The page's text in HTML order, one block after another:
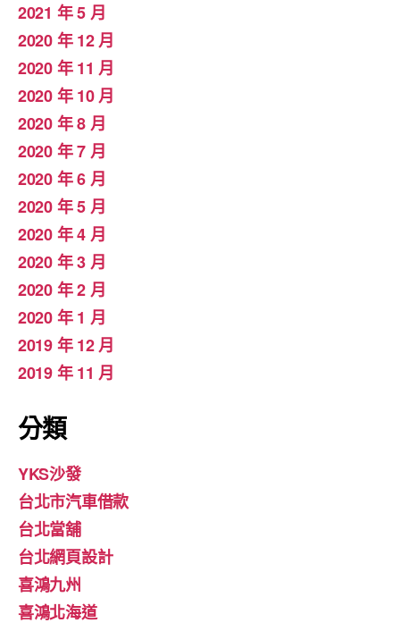
2021 年 5 月
2020 年 12 月
2020 年 11 月
2020 年 10 月
2020 年 8 月
2020 年 7 月
2020 年 6 月
2020 年 5 月
2020 年 4 月
2020 年 3 月
2020 年 2 月
2020 年 1 月
2019 年 12 月
2019 年 11 月
分類
YKS沙發
台北市汽車借款
台北當舖
台北網頁設計
喜鴻九州
喜鴻北海道